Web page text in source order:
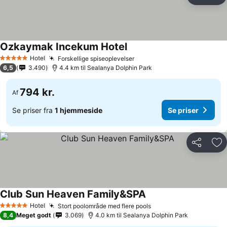
5 Stjerner Hotel Forskellige spiseoplevelser
Ozkaymak Incekum Hotel
6,5 3.490 4.4 km til Sealanya Dolphin Park
Af 794 kr.
Se priser fra 1 hjemmeside Se priser
Del
5 Stjerner Hotel Stort poolområde med flere pools
Club Sun Heaven Family&SPA
8,4 Meget godt 3.069 4.0 km til Sealanya Dolphin Park